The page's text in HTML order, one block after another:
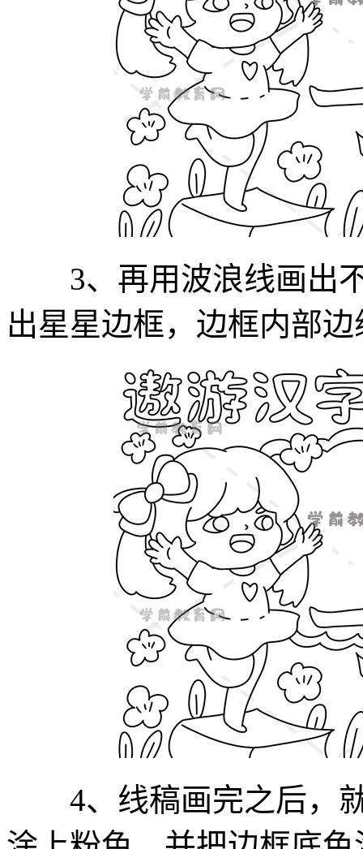
3、再用波浪线画出不
出星星边框，边框内部
4、线稿画完之后，就